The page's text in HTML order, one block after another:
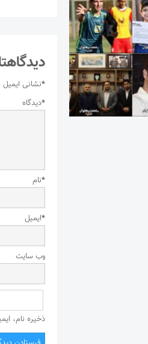
نشانی*
دیدگاه*
نام*
ایمیل*
وب‌ سایت
ذخیره نام،